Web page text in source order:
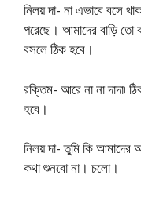
নিলয় দা- না এভাবে বসে
পরেছে। আমাদের বাড়ি
বসলে ঠিক হবে।
রক্তিম- আরে না না
হবে।
নিলয় দা- তুমি কি আমাদের
কথা শুনবো না। চলো।